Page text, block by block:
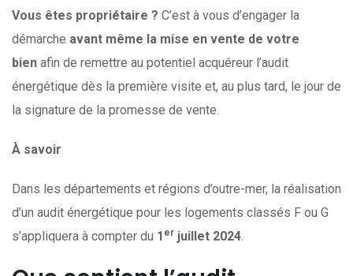
Vous êtes propriétaire ? C’est à vous d’engager la
démarche avant même la mise en vente de votre
bien afin de remettre au potentiel acquéreur l’audit
énergétique dès la première visite et, au plus tard, le jour de
la signature de la promesse de vente.
À savoir
Dans les départements et régions d’outre-mer, la réalisation
d’un audit énergétique pour les logements classés F ou G
s’appliquera à compter du 1 er juillet 2024.